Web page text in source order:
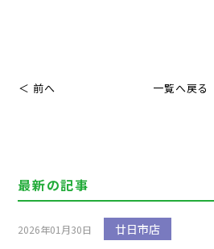
＜ 前へ 一覧へ戻る
最新の記事
2026年01月30日 廿日市店